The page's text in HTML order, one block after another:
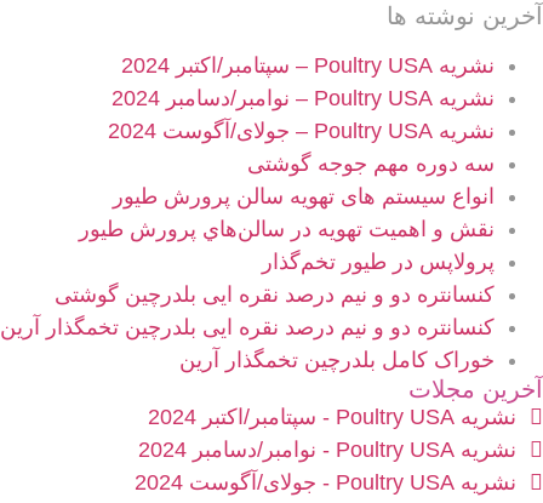
آخرین نوشته ها
نشریه Poultry USA – سپتامبر/اکتبر 2024
نشریه Poultry USA – نوامبر/دسامبر 2024
نشریه Poultry USA – جولای/آگوست 2024
سه دوره مهم جوجه گوشتی
انواع سیستم های تهویه سالن پرورش طیور
نقش و اهميت تهویه در سالن‌هاي پرورش طیور
پرولاپس در طیور تخم‌گذار
کنسانتره دو و نیم درصد نقره ایی بلدرچین گوشتی
کنسانتره دو و نیم درصد نقره ایی بلدرچین تخمگذار آرین
خوراک کامل بلدرچین تخمگذار آرین
آخرین مجلات
نشریه Poultry USA - سپتامبر/اکتبر 2024
نشریه Poultry USA - نوامبر/دسامبر 2024
نشریه Poultry USA - جولای/آگوست 2024